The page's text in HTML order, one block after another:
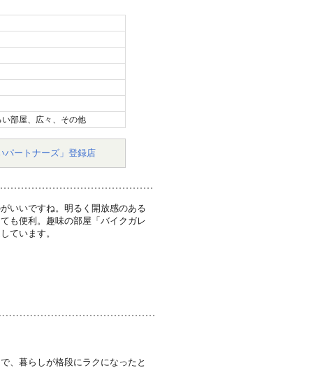
部屋、広々、その他
パートナーズ」登録店
いいですね。明るく開放感のある
も便利。趣味の部屋「バイクガレ
ています。
、暮らしが格段にラクになったと